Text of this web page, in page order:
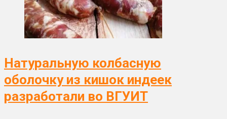
Натуральную колбасную
оболочку из кишок индеек
разработали во ВГУИТ